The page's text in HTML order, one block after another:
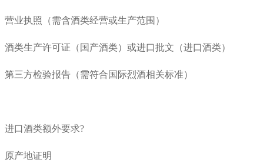
营业执照（需含酒类经营或生产范围）
酒类生产许可证（国产酒类）或进口批文（进口酒类）
第三方检验报告（需符合国际烈酒相关标准）
进口酒类额外要求?
原产地证明